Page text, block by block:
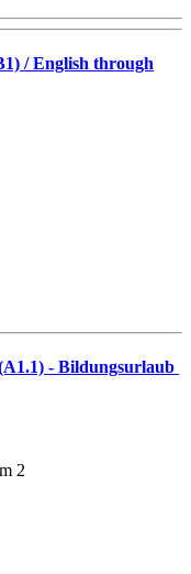
/ English through
- Bildungsurlaub
2